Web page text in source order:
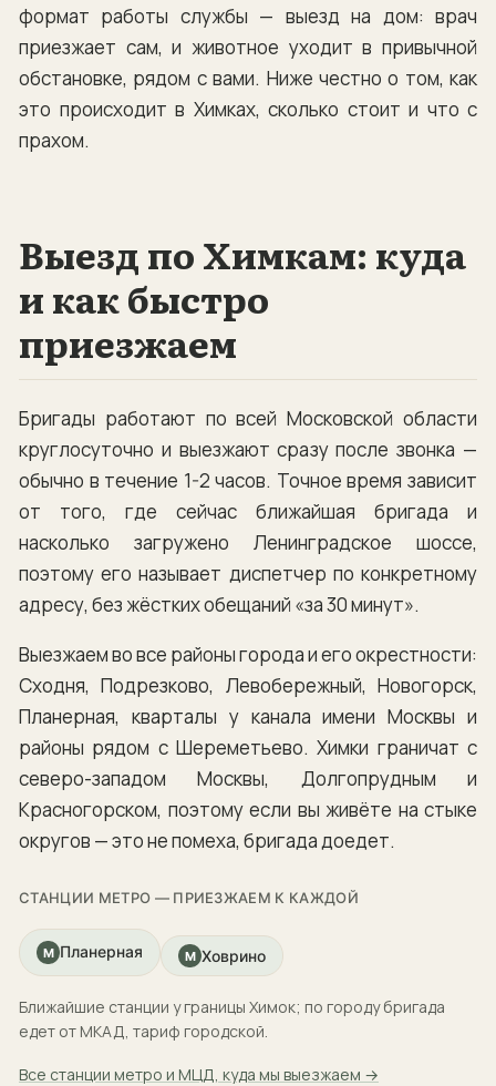
формат работы службы — выезд на дом: врач
приезжает сам, и животное уходит в привычной
обстановке, рядом с вами. Ниже честно о том, как
это происходит в Химках, сколько стоит и что с
прахом.
Выезд по Химкам: куда
и как быстро
приезжаем
Бригады работают по всей Московской области
круглосуточно и выезжают сразу после звонка —
обычно в течение 1-2 часов. Точное время зависит
от того, где сейчас ближайшая бригада и
насколько загружено Ленинградское шоссе,
поэтому его называет диспетчер по конкретному
адресу, без жёстких обещаний «за 30 минут».
Выезжаем во все районы города и его окрестности:
Сходня, Подрезково, Левобережный, Новогорск,
Планерная, кварталы у канала имени Москвы и
районы рядом с Шереметьево. Химки граничат с
северо-западом Москвы, Долгопрудным и
Красногорском, поэтому если вы живёте на стыке
округов — это не помеха, бригада доедет.
СТАНЦИИ МЕТРО — ПРИЕЗЖАЕМ К КАЖДОЙ
М Планерная М Ховрино
Ближайшие станции у границы Химок; по городу бригада
едет от МКАД, тариф городской.
Все станции метро и МЦД, куда мы выезжаем →